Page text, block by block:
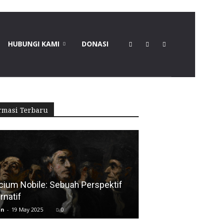
HUBUNGI KAMI DONASI
Terbaru
Nobile: Sebuah Perspektif
- 19 May 2025 0